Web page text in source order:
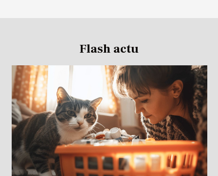
Flash actu